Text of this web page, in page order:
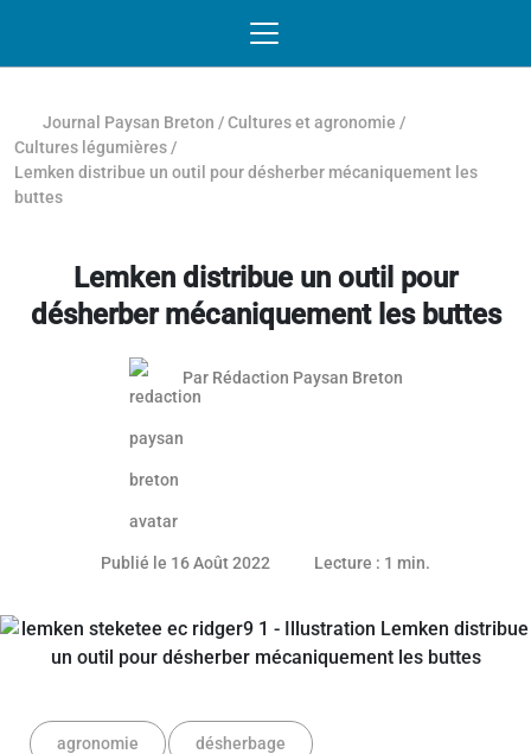
Journal Paysan Breton /Cultures et agronomie /
Cultures légumières /
Lemken distribue un outil pour désherber mécaniquement les
buttes
Lemken distribue un outil pour
désherber mécaniquement les buttes
Par Rédaction Paysan Breton
Publié le 16 Août 2022 16 août 2022
Lecture : 1 min.
agronomie désherbage